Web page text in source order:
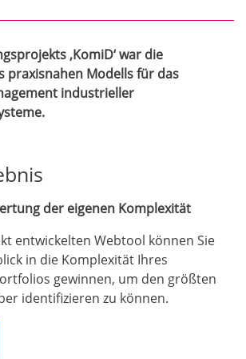
‚KomiD‘ war die
praxisnahen Modells für das
industrieller
der eigenen Komplexität
entwickelten Webtool können Sie
in die Komplexität Ihres
gewinnen, um den größten
identifizieren zu können.